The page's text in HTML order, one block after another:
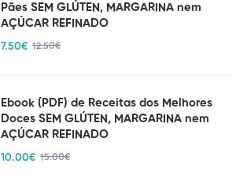
Pães SEM GLÚTEN, MARGARINA nem
AÇÚCAR REFINADO
7.50€ 12.50€
Ebook (PDF) de Receitas dos Melhores
Doces SEM GLÚTEN, MARGARINA nem
AÇÚCAR REFINADO
10.00€ 15.00€